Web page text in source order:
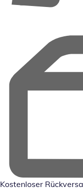
Kostenloser